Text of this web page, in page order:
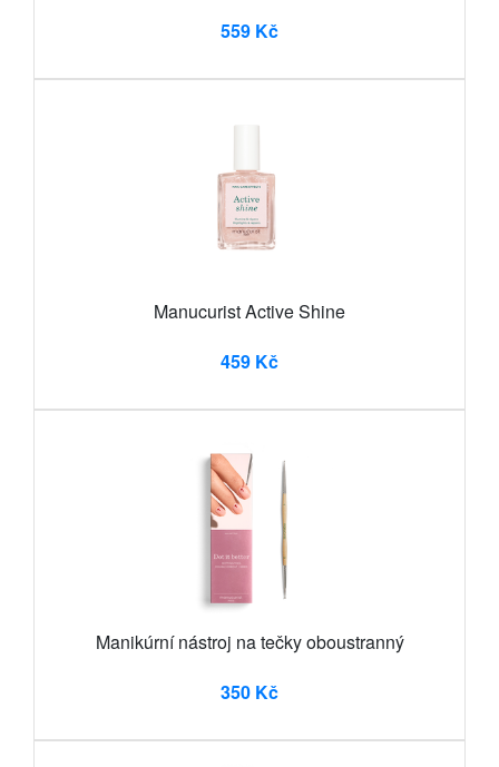
559 Kč
Manucurist Active Shine
459 Kč
Manikúrní nástroj na tečky oboustranný
350 Kč